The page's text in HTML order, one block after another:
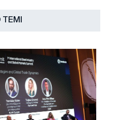
ТЕМІ